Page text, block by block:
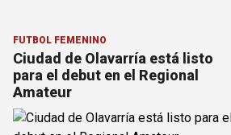
FÚTBOL FEMENINO
Ciudad de Olavarría está listo
para el debut en el Regional
Amateur